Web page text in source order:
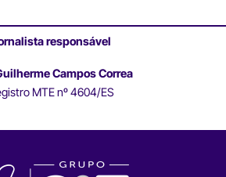
responsável
Campos Correa
MTE nº 4604/ES